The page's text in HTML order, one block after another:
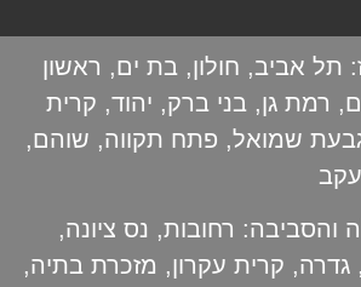
תל אביב, חולון, בת ים, ראשון
, רמת גן, בני ברק, יהוד, קרית
שמואל, פתח תקווה, שוהם,
והסביבה: רחובות, נס ציונה,
, גדרה, קרית עקרון, מזכרת בתיה,